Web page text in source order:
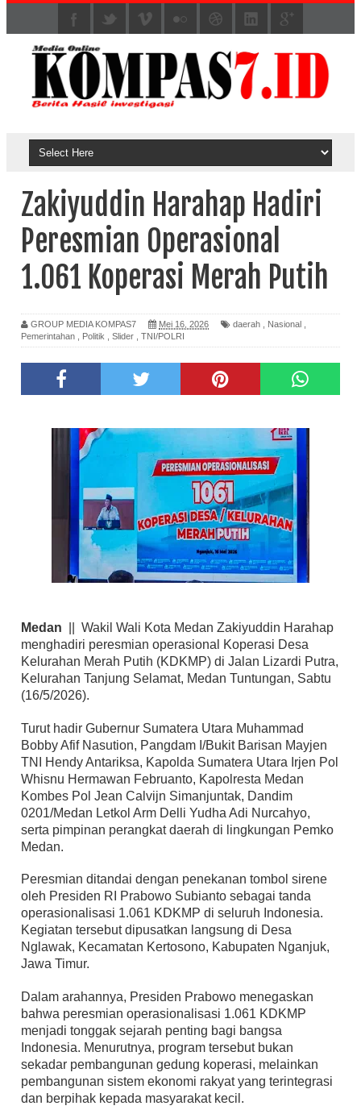
Zakiyuddin Harahap Hadiri
Peresmian Operasional
1.061 Koperasi Merah Putih
GROUP MEDIA KOMPAS7 Mei 16, 2026 daerah Nasional
Pemerintahan
Politik Slider TNI/POLRI
Medan || Wakil Wali Kota Medan Zakiyuddin Harahap
menghadiri peresmian operasional Koperasi Desa
Kelurahan Merah Putih (KDKMP) di Jalan Lizardi Putra,
Kelurahan Tanjung Selamat, Medan Tuntungan, Sabtu
(16/5/2026).
Turut hadir Gubernur Sumatera Utara Muhammad
Bobby Afif Nasution, Pangdam I/Bukit Barisan Mayjen
TNI Hendy Antariksa, Kapolda Sumatera Utara Irjen Pol
Whisnu Hermawan Februanto, Kapolresta Medan
Kombes Pol Jean Calvijn Simanjuntak, Dandim
0201/Medan Letkol Arm Delli Yudha Adi Nurcahyo,
serta pimpinan perangkat daerah di lingkungan Pemko
Medan.
Peresmian ditandai dengan penekanan tombol sirene
oleh Presiden RI Prabowo Subianto sebagai tanda
operasionalisasi 1.061 KDKMP di seluruh Indonesia.
Kegiatan tersebut dipusatkan langsung di Desa
Nglawak, Kecamatan Kertosono, Kabupaten Nganjuk,
Jawa Timur.
Dalam arahannya, Presiden Prabowo menegaskan
bahwa peresmian operasionalisasi 1.061 KDKMP
menjadi tonggak sejarah penting bagi bangsa
Indonesia. Menurutnya, program tersebut bukan
sekadar pembangunan gedung koperasi, melainkan
pembangunan sistem ekonomi rakyat yang terintegrasi
dan berpihak kepada masyarakat kecil.